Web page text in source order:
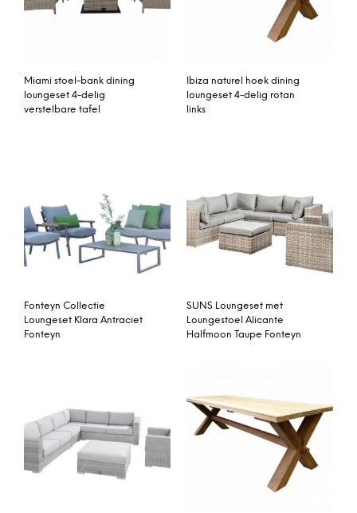
Miami stoel-bank dining
loungeset 4-delig
verstelbare tafel
Ibiza naturel hoek dining
loungeset 4-delig rotan
links
Fonteyn Collectie
Loungeset Klara Antraciet
Fonteyn
SUNS Loungeset met
Loungestoel Alicante
Halfmoon Taupe Fonteyn